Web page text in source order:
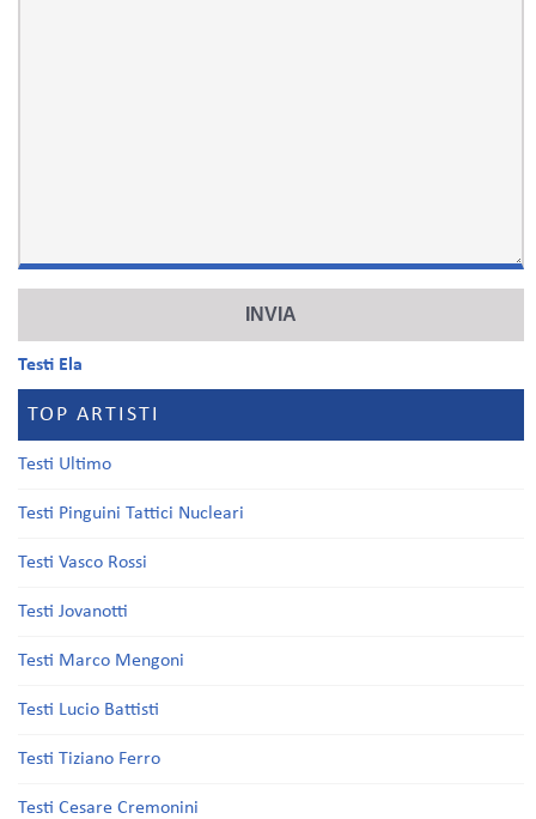
Testi Ela
TOP ARTISTI
Testi Ultimo
Testi Pinguini Tattici Nucleari
Testi Vasco Rossi
Testi Jovanotti
Testi Marco Mengoni
Testi Lucio Battisti
Testi Tiziano Ferro
Testi Cesare Cremonini